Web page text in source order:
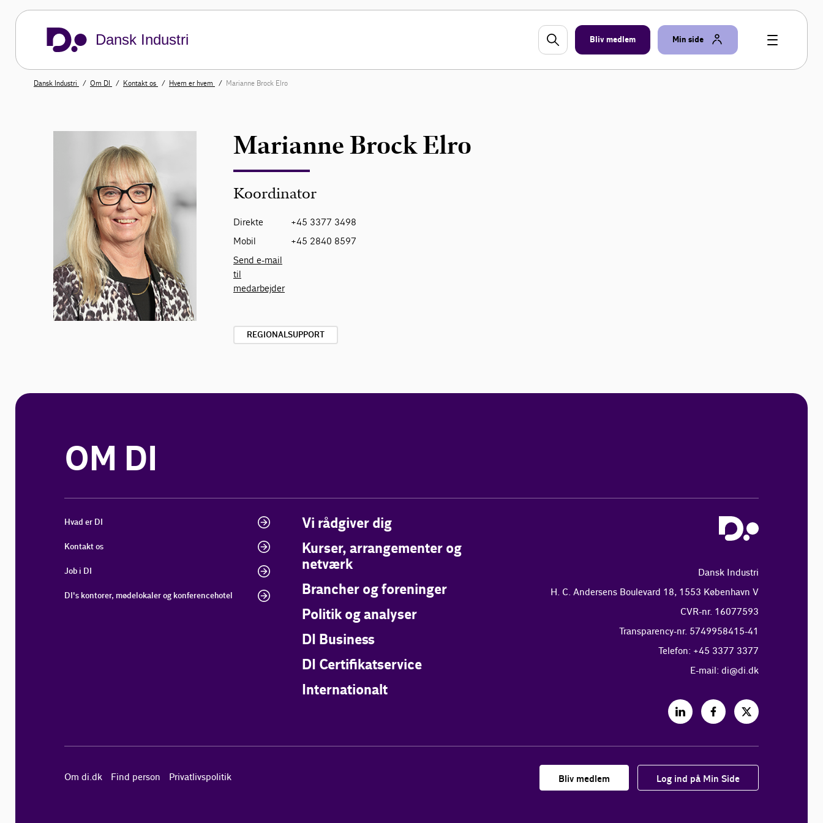
Dansk Industri Bliv medlem Min side
Dansk Industri Om DI Kontakt os Hvem er hvem Marianne Brock Elro
Marianne Brock Elro
Koordinator
Direkte
+45 3377 3498
Mobil
+45 2840 8597
Send e-mail
til
medarbejder
REGIONALSUPPORT
OM DI
Hvad er DI
Kontakt os
Job i DI
DI's kontorer, mødelokaler og konferencehotel
Vi rådgiver dig
Kurser, arrangementer og
netværk
Brancher og foreninger
Politik og analyser
DI Business
DI Certifikatservice
Internationalt
Dansk Industri
H. C. Andersens Boulevard 18, 1553 København V
CVR-nr. 16077593
Transparency-nr. 5749958415-41
Telefon: +45 3377 3377
E-mail: di@di.dk
Om di.dk Find person Privatlivspolitik Bliv medlem Log ind på Min Side